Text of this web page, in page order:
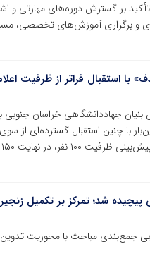
بر گسترش دوره‌های مهارتی و
و برگزاری آموزش‌های تخصصی،
با استقبال فراتر از ظرفیت
جهاددانشگاهی خراسان جنوبی
با چنین استقبال گسترده‌ای از
شد؛ تمرکز بر تکمیل
مباحث با محوریت تدوین